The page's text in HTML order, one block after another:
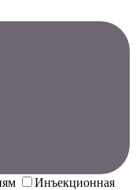
Инъекционная